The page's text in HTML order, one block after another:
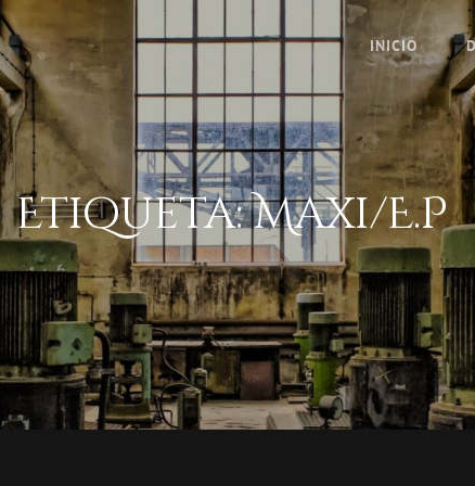
INICIO
Etiqueta:Maxi/E.P